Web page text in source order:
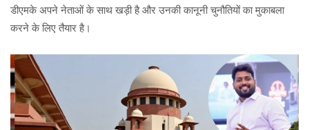
डीएमके अपने नेताओं के साथ खड़ी है और उनकी कानूनी चुनौतियों का मुकाबला
करने के लिए तैयार है।